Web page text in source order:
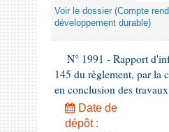
Voir le dossier (Compte
développement durable)
N° 1991 - Rapport
145 du règlement, par la
en conclusion des
Date de
dépôt :